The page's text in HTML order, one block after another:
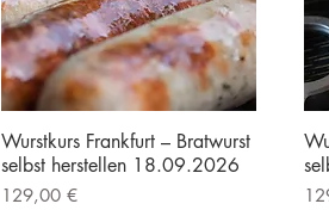
Wurstkurs Frankfurt – Bratwurst
selbst herstellen 18.09.2026
Preis
129,00 €